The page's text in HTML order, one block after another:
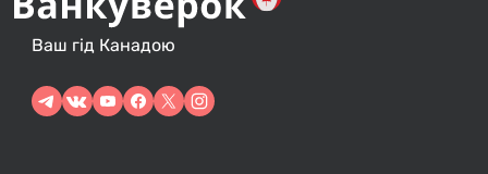
Ваш гід Канадою